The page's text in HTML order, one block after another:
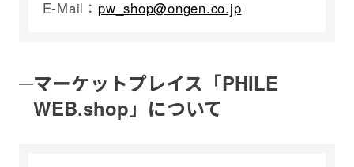
E-Mail： pw_shop@ongen.co.jp
マーケットプレイス「PHILE
WEB.shop」について